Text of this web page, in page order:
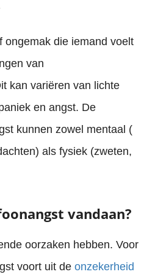
ongemak die iemand voelt
van
kan variëren van lichte
en angst. De
kunnen zowel mentaal (
als fysiek (zweten,
vandaan?
oorzaken hebben. Voor
voort uit de onzekerheid